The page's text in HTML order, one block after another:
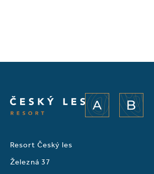
A B
Resort Český les
Železná 37